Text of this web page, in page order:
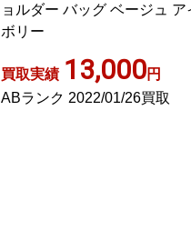
ン GGキャンバス ハンドバッ
グ 2WAY レザー レッド
買取実績 8,000円
Bランク 2023/04/23買取